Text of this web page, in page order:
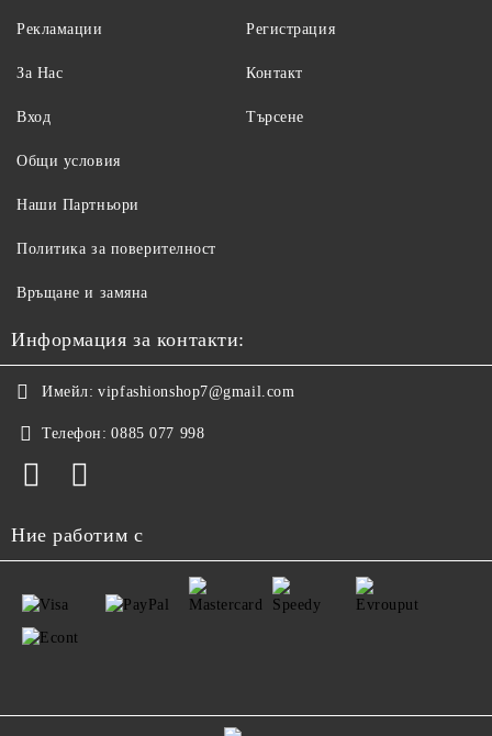
Рекламации
За Нас
Вход
Регистрация
Контакт
Търсене
Общи условия
Наши Партньори
Политика за поверителност
Връщане и замяна
Информация за контакти:
Имейл: vipfashionshop7@gmail.com
Телефон: 0885 077 998
Ние работим с